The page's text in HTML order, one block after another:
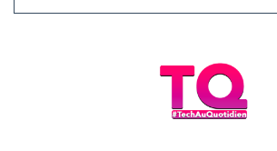
suivre cette voie, tout en y ajoutant leur
OnePlus Pad 3 : la
gamme est